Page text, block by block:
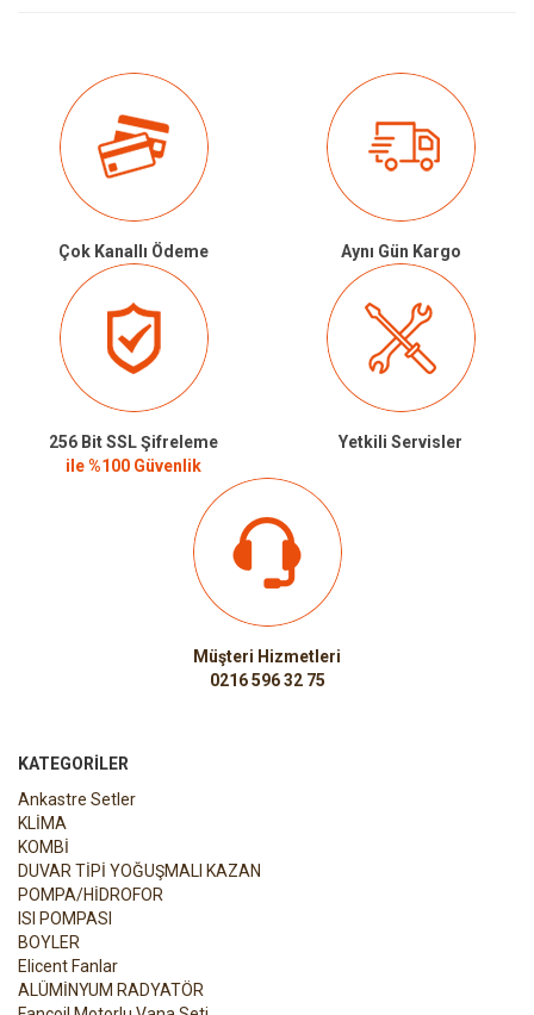
Çok Kanallı Ödeme Aynı Gün Kargo
256 Bit SSL Şifreleme
ile %100 Güvenlik
Yetkili Servisler
Müşteri Hizmetleri
0216 596 32 75
KATEGORILER
Ankastre Setler
KLİMA
KOMBİ
DUVAR TİPİ YOĞUŞMALI KAZAN
POMPA/HİDROFOR
ISI POMPASI
BOYLER
Elicent Fanlar
ALÜMİNYUM RADYATÖR